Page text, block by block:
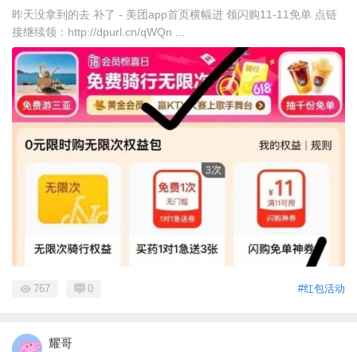
昨天没拿到的去 补了 - 美团app首页横幅进 领闪购11-11免单 点链
接继续领：http://dpurl.cn/qWQn ...
#红包活动
767 0
耀哥